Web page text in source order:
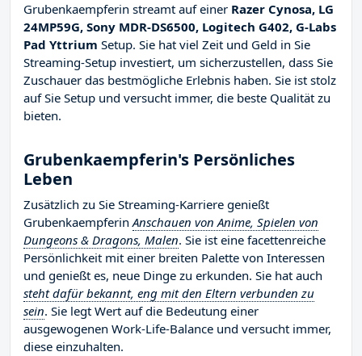
Grubenkaempferin streamt auf einer Razer Cynosa, LG
24MP59G, Sony MDR-DS6500, Logitech G402, G-Labs
Pad Yttrium Setup. Sie hat viel Zeit und Geld in Sie
Streaming-Setup investiert, um sicherzustellen, dass Sie
Zuschauer das bestmögliche Erlebnis haben. Sie ist stolz
auf Sie Setup und versucht immer, die beste Qualität zu
bieten.
Grubenkaempferin's Persönliches
Leben
Zusätzlich zu Sie Streaming-Karriere genießt
GrubenkaempferinAnschauen von Anime, Spielen von
Dungeons & Dragons, Malen. Sie ist eine facettenreiche
Persönlichkeit mit einer breiten Palette von Interessen
und genießt es, neue Dinge zu erkunden. Sie hat auch
steht dafür bekannt, eng mit den Eltern verbunden zu
sein. Sie legt Wert auf die Bedeutung einer
ausgewogenen Work-Life-Balance und versucht immer,
diese einzuhalten.